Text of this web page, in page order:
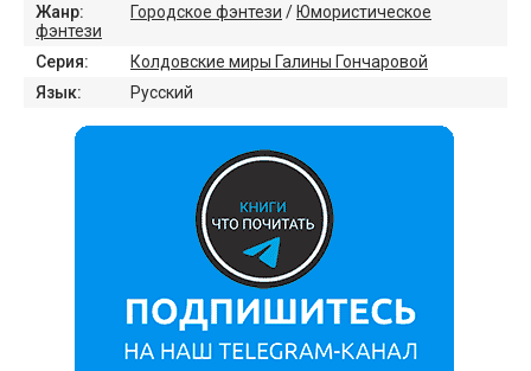
Жанр: Городское фэнтези / Юмористическое
фэнтези
Серия:
Колдовские миры Галины Гончаровой
Язык:
Русский